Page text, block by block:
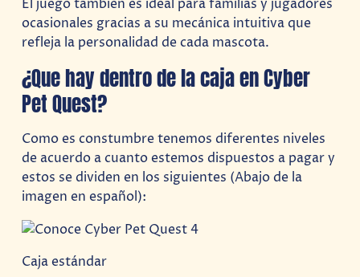
El juego también es ideal para familias y jugadores
ocasionales gracias a su mecánica intuitiva que
refleja la personalidad de cada mascota.
¿Que hay dentro de la caja en Cyber
Pet Quest?
Como es constumbre tenemos diferentes niveles
de acuerdo a cuanto estemos dispuestos a pagar y
estos se dividen en los siguientes (Abajo de la
imagen en español):
Caja estándar